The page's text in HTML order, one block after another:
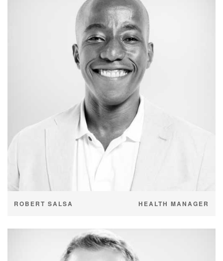
ROBERT SALSA HEALTH MANAGER